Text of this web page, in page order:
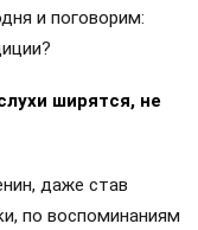
и поговорим:
ширятся, не
даже став
по воспоминаниям